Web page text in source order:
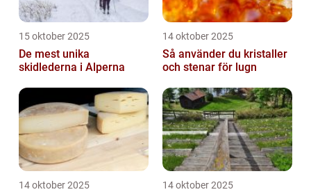
15 oktober 2025
De mest unika
skidlederna i Alperna
14 oktober 2025
Så använder du kristaller
och stenar för lugn
14 oktober 2025 14 oktober 2025